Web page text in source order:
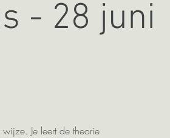
- 28 juni
Je leert de theorie